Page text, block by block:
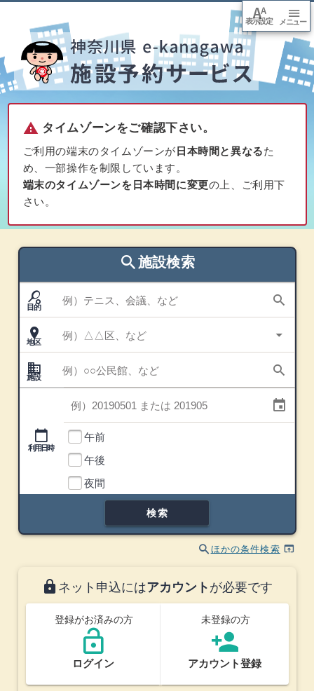
arrow_downward
本文
へ移
font_adjuster
表示設定
menu
メニュー
warning タイムゾーンをご確認下さい。
ご利用の端末のタイムゾーンが 日本時間と異なるた
め、一部操作を制限しています。
端末のタイムゾーンを日本時間に変更の上、ご利用下
さい。
search施設検索
sports_tennis
目的 search
place
地区 arrow_drop_down
domain
施設 search
calendar_today
利用日時
event
午前
午後
夜間
検索
search ほかの条件検索 open_in_browser
lock ネット申込にはアカウント が必要です
登録がお済みの方
lock_open
ログイン
未登録の方
person_add
アカウント登録